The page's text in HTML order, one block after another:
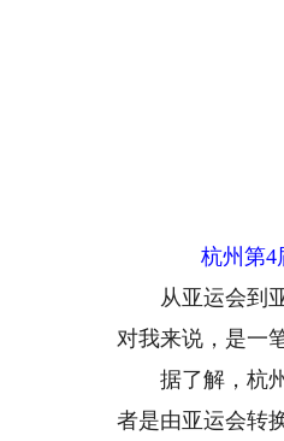
杭州第4
从亚运会到亚
对我来说，是一
据了解，杭州
者是由亚运会转